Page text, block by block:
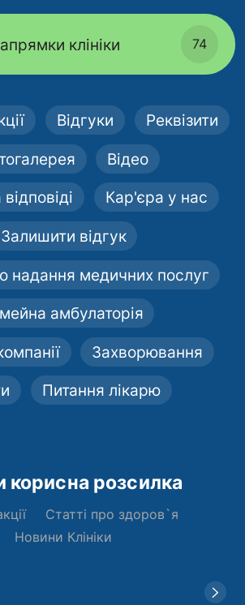
клініки 74
Відгуки Реквізити
Відео
Кар'єра у нас
Залишити відгук
надання медичних послуг
амбулаторія
Захворювання
Питання лікарю
корисна розсилка
Статті про здоров`я
Новини Клініки